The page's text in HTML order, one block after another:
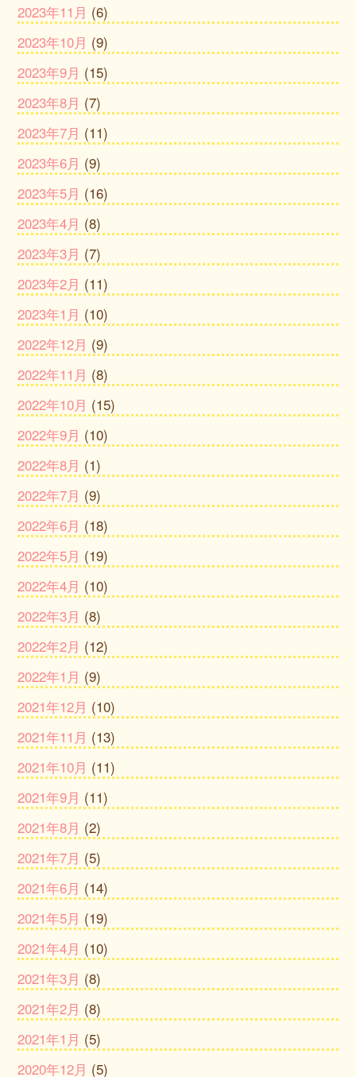
2023年11月 (6)
2023年10月 (9)
2023年9月 (15)
2023年8月 (7)
2023年7月 (11)
2023年6月 (9)
2023年5月 (16)
2023年4月 (8)
2023年3月 (7)
2023年2月 (11)
2023年1月 (10)
2022年12月 (9)
2022年11月 (8)
2022年10月 (15)
2022年9月 (10)
2022年8月 (1)
2022年7月 (9)
2022年6月 (18)
2022年5月 (19)
2022年4月 (10)
2022年3月 (8)
2022年2月 (12)
2022年1月 (9)
2021年12月 (10)
2021年11月 (13)
2021年10月 (11)
2021年9月 (11)
2021年8月 (2)
2021年7月 (5)
2021年6月 (14)
2021年5月 (19)
2021年4月 (10)
2021年3月 (8)
2021年2月 (8)
2021年1月 (5)
2020年12月 (5)